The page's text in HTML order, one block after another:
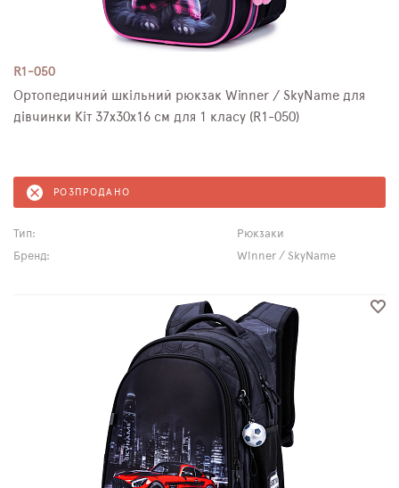
R1-050
Ортопедичний шкільний рюкзак Winner / SkyName для
дівчинки Кіт 37х30х16 см для 1 класу (R1-050)
РОЗПРОДАНО
Тип:
Рюкзаки
Бренд:
Winner / SkyName